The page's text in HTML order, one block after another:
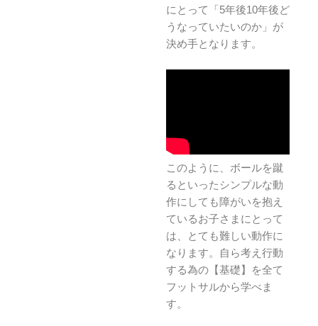
にとって「5年後10年後ど
うなっていたいのか」が
決め手となります。
このように、ボールを蹴
るといったシンプルな動
作にしても障がいを抱え
ているお子さまにとって
は、とても難しい動作に
なります。自ら考え行動
する為の【基礎】を全て
フットサルから学べま
す。